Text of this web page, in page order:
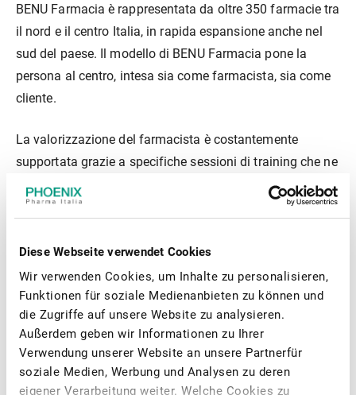
Diese Webseite verwendet Cookies
Wir verwenden Cookies, um Inhalte zu personalisieren,
Funktionen für soziale Medienanbieten zu können und
die Zugriffe auf unsere Website zu analysieren.
Außerdem geben wir Informationen zu Ihrer
Verwendung unserer Website an unsere Partnerfür
soziale Medien, Werbung und Analysen zu deren
eigener Verarbeitung weiter. Welche Cookies zu
BENU Farmacia è rappresentata da oltre 350 farmacie tra
il nord e il centro Italia, in rapida espansione anche nel
sud del paese. Il modello di BENU Farmacia pone la
persona al centro, intesa sia come farmacista, sia come
cliente.
La valorizzazione del farmacista è costantemente
supportata grazie a specifiche sessioni di training che ne
rafforzano il ruolo di consulente del benessere e della
salute. In questo modo il farmacista è sempre in grado di
forte valore per il cliente, come la “Salute e cura della
pelle” o la “Gestione e cura del dolore”.
La capacità di soddisfare ogni esigenza dei clienti è
rafforzata anche da innovativi servizi per la salute che
rendono BENU Farmacia uno dei rari esempi di Farmacia
Hub della Salute presenti nel panorama nazionale.